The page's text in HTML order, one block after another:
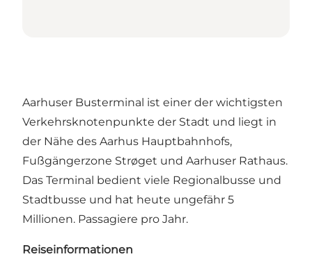
Aarhuser Busterminal ist einer der wichtigsten
Verkehrsknotenpunkte der Stadt und liegt in
der Nähe des Aarhus Hauptbahnhofs,
Fußgängerzone Strøget und Aarhuser Rathaus.
Das Terminal bedient viele Regionalbusse und
Stadtbusse und hat heute ungefähr 5
Millionen. Passagiere pro Jahr.
Reiseinformationen